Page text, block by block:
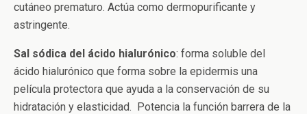
cutáneo prematuro. Actúa como dermopurificante y
astringente.
Sal sódica del ácido hialurónico: forma soluble del
ácido hialurónico que forma sobre la epidermis una
película protectora que ayuda a la conservación de su
hidratación y elasticidad. Potencia la función barrera de la